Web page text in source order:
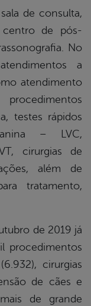
de consulta,
de pós-
No
a
atendimento
testes rápidos
– LVC,
cirurgias de
além de
tratamento,
de 2019 já
procedimentos
cirurgias
de cães e
de grande